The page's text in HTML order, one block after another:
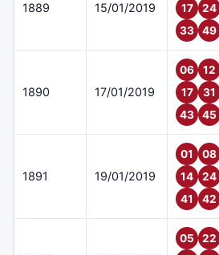
1889 15/01/2019
17
24
33
49
1890 17/01/2019
06
12
17
31
43
45
1891 19/01/2019
01
08
14
24
41
42
05
22